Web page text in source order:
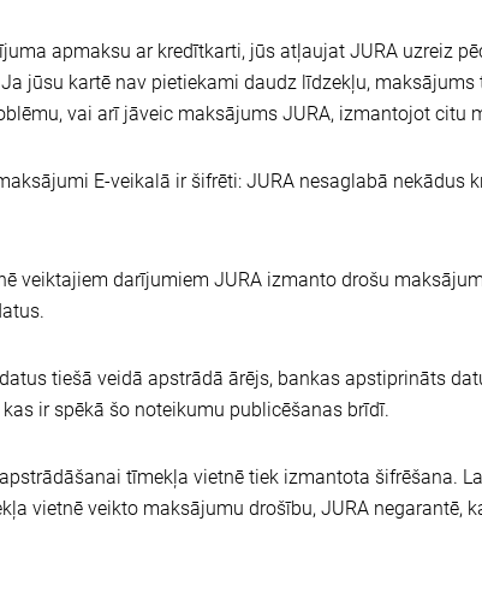
apmaksu ar kredītkarti, jūs atļaujat JURA uzreiz
jūsu kartē nav pietiekami daudz līdzekļu,
vai arī jāveic maksājums JURA, izmantojot citu
E-veikalā ir šifrēti: JURA nesaglabā nekādus
veiktajiem darījumiem JURA izmanto drošu
tiešā veidā apstrādā ārējs, bankas apstiprināts
ir spēkā šo noteikumu publicēšanas brīdī.
tīmekļa vietnē tiek izmantota šifrēšana.
vietnē veikto maksājumu drošību, JURA negarantē,